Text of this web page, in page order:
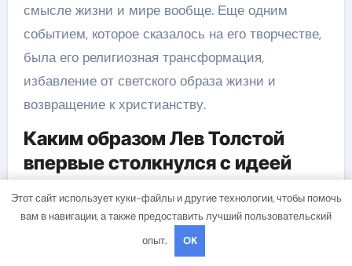
смысле жизни и мире вообще. Еще одним
событием, которое сказалось на его творчестве,
была его религиозная трансформация,
избавление от светского образа жизни и
возвращение к христианству.
Каким образом Лев Толстой
впервые столкнулся с идеей
написания романа «Анна
Каренина»?
Идея написания романа «Анна Каренина»
Этот сайт использует куки-файлы и другие технологии, чтобы помочь
вам в навигации, а также предоставить лучший пользовательский
опыт.
OK